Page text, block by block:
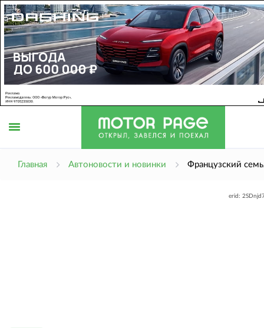
Главная Автоновости и новинки Французский
erid: